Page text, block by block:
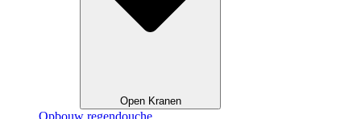
Open Kranen